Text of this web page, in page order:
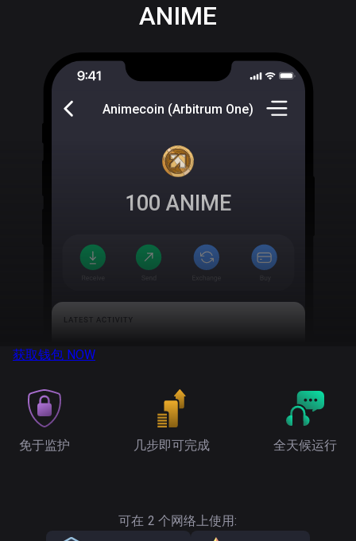
ANIME
Animecoin (Arbitrum One)
100 ANIME
获取钱包 NOW
免于监护 几步即可完成 全天候运行
可在 2 个网络上使用: